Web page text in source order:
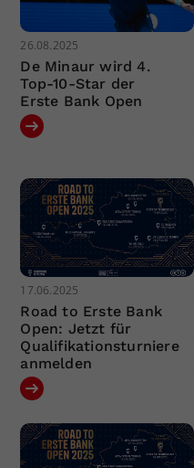
26.08.2025
De Minaur wird 4.
Top-10-Star der
Erste Bank Open
17.06.2025
Road to Erste Bank
Open: Jetzt für
Qualifikationsturniere
anmelden